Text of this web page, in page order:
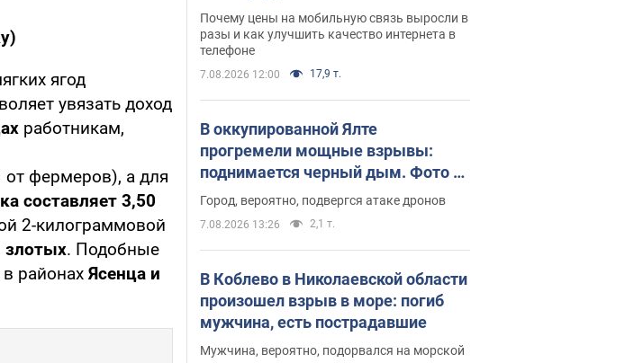
ягод
увязать доход
работникам,
фермеров), а для
составляет 3,50
2-килограммовой
злотых. Подобные
районах Ясенца и
жаловаться на цены
Почему цены на мобильную связь выросли в
разы и как улучшить качество интернета в
телефоне
7.08.2026 12:00 17,9 т.
В оккупированной Ялте
прогремели мощные взрывы:
поднимается черный дым. Фото и
видео
Город, вероятно, подвергся атаке дронов
7.08.2026 13:26 2,1 т.
В Коблево в Николаевской области
произошел взрыв в море: погиб
мужчина, есть пострадавшие
Мужчина, вероятно, подорвался на морской